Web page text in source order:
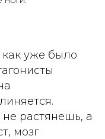
уже было
растянешь, а
мозг